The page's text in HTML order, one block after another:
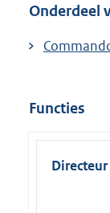
Onderdeel
Functies
Directeur